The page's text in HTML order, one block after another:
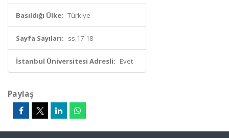
Basıldığı Ülke: Türkiye
Sayfa Sayıları: ss.17-18
İstanbul Üniversitesi Adresli: Evet
Paylaş